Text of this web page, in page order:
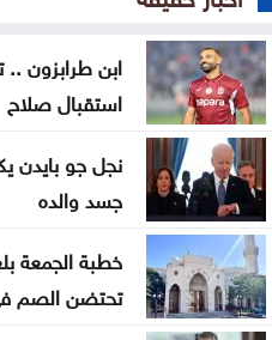
غزة .. إصابة 7 فلسطينيين بإطلاق نار إسرائيلي الأحد
إيران .. تعيين محسن رضائي
للأمن القومي
القناة 13: خلافات
القتال في 3 جبهات
ترمب: نراقب إيران
كبير
ابن طرابزون
استقبال صلاح
نجل جو
جسد والده
خطبة الجمعة
تحتضن الصم